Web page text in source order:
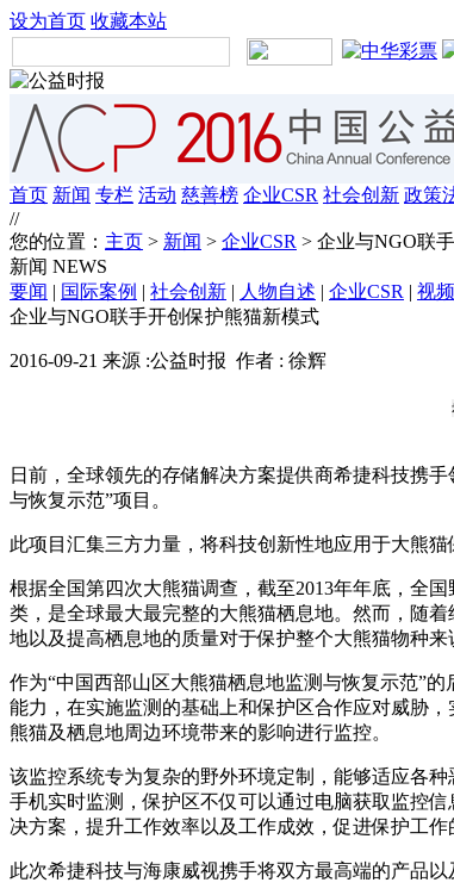
设为首页 收藏本站
首页 新闻 专栏 活动 慈善榜 企业CSR 社会创新 政策
//
您的位置： 主页 > 新闻 > 企业CSR > 企业与NGO联
新闻 NEWS
要闻 | 国际案例 | 社会创新 | 人物自述 | 企业CSR | 视频
企业与NGO联手开创保护熊猫新模式
2016-09-21 来源 :公益时报 作者 : 徐辉
日前，全球领先的存储解决方案提供商希捷科技携
与恢复示范”项目。
此项目汇集三方力量，将科技创新性地应用于大熊
根据全国第四次大熊猫调查，截至2013年年底，全
类，是全球最大最完整的大熊猫栖息地。然而，随
地以及提高栖息地的质量对于保护整个大熊猫物种来
作为“中国西部山区大熊猫栖息地监测与恢复示范”
能力，在实施监测的基础上和保护区合作应对威胁
熊猫及栖息地周边环境带来的影响进行监控。
该监控系统专为复杂的野外环境定制，能够适应各
手机实时监测，保护区不仅可以通过电脑获取监控
决方案，提升工作效率以及工作成效，促进保护工
此次希捷科技与海康威视携手将双方最高端的产品